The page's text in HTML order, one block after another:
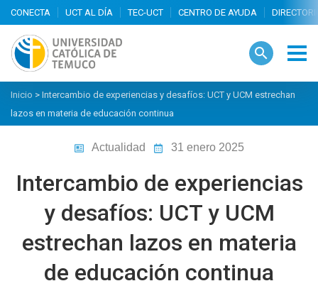
search
Inicio > Intercambio de experiencias y desafíos: UCT y UCM estrechan
lazos en materia de educación continua
Actualidad 31 enero 2025
Intercambio de experiencias
y desafíos: UCT y UCM
estrechan lazos en materia
de educación continua